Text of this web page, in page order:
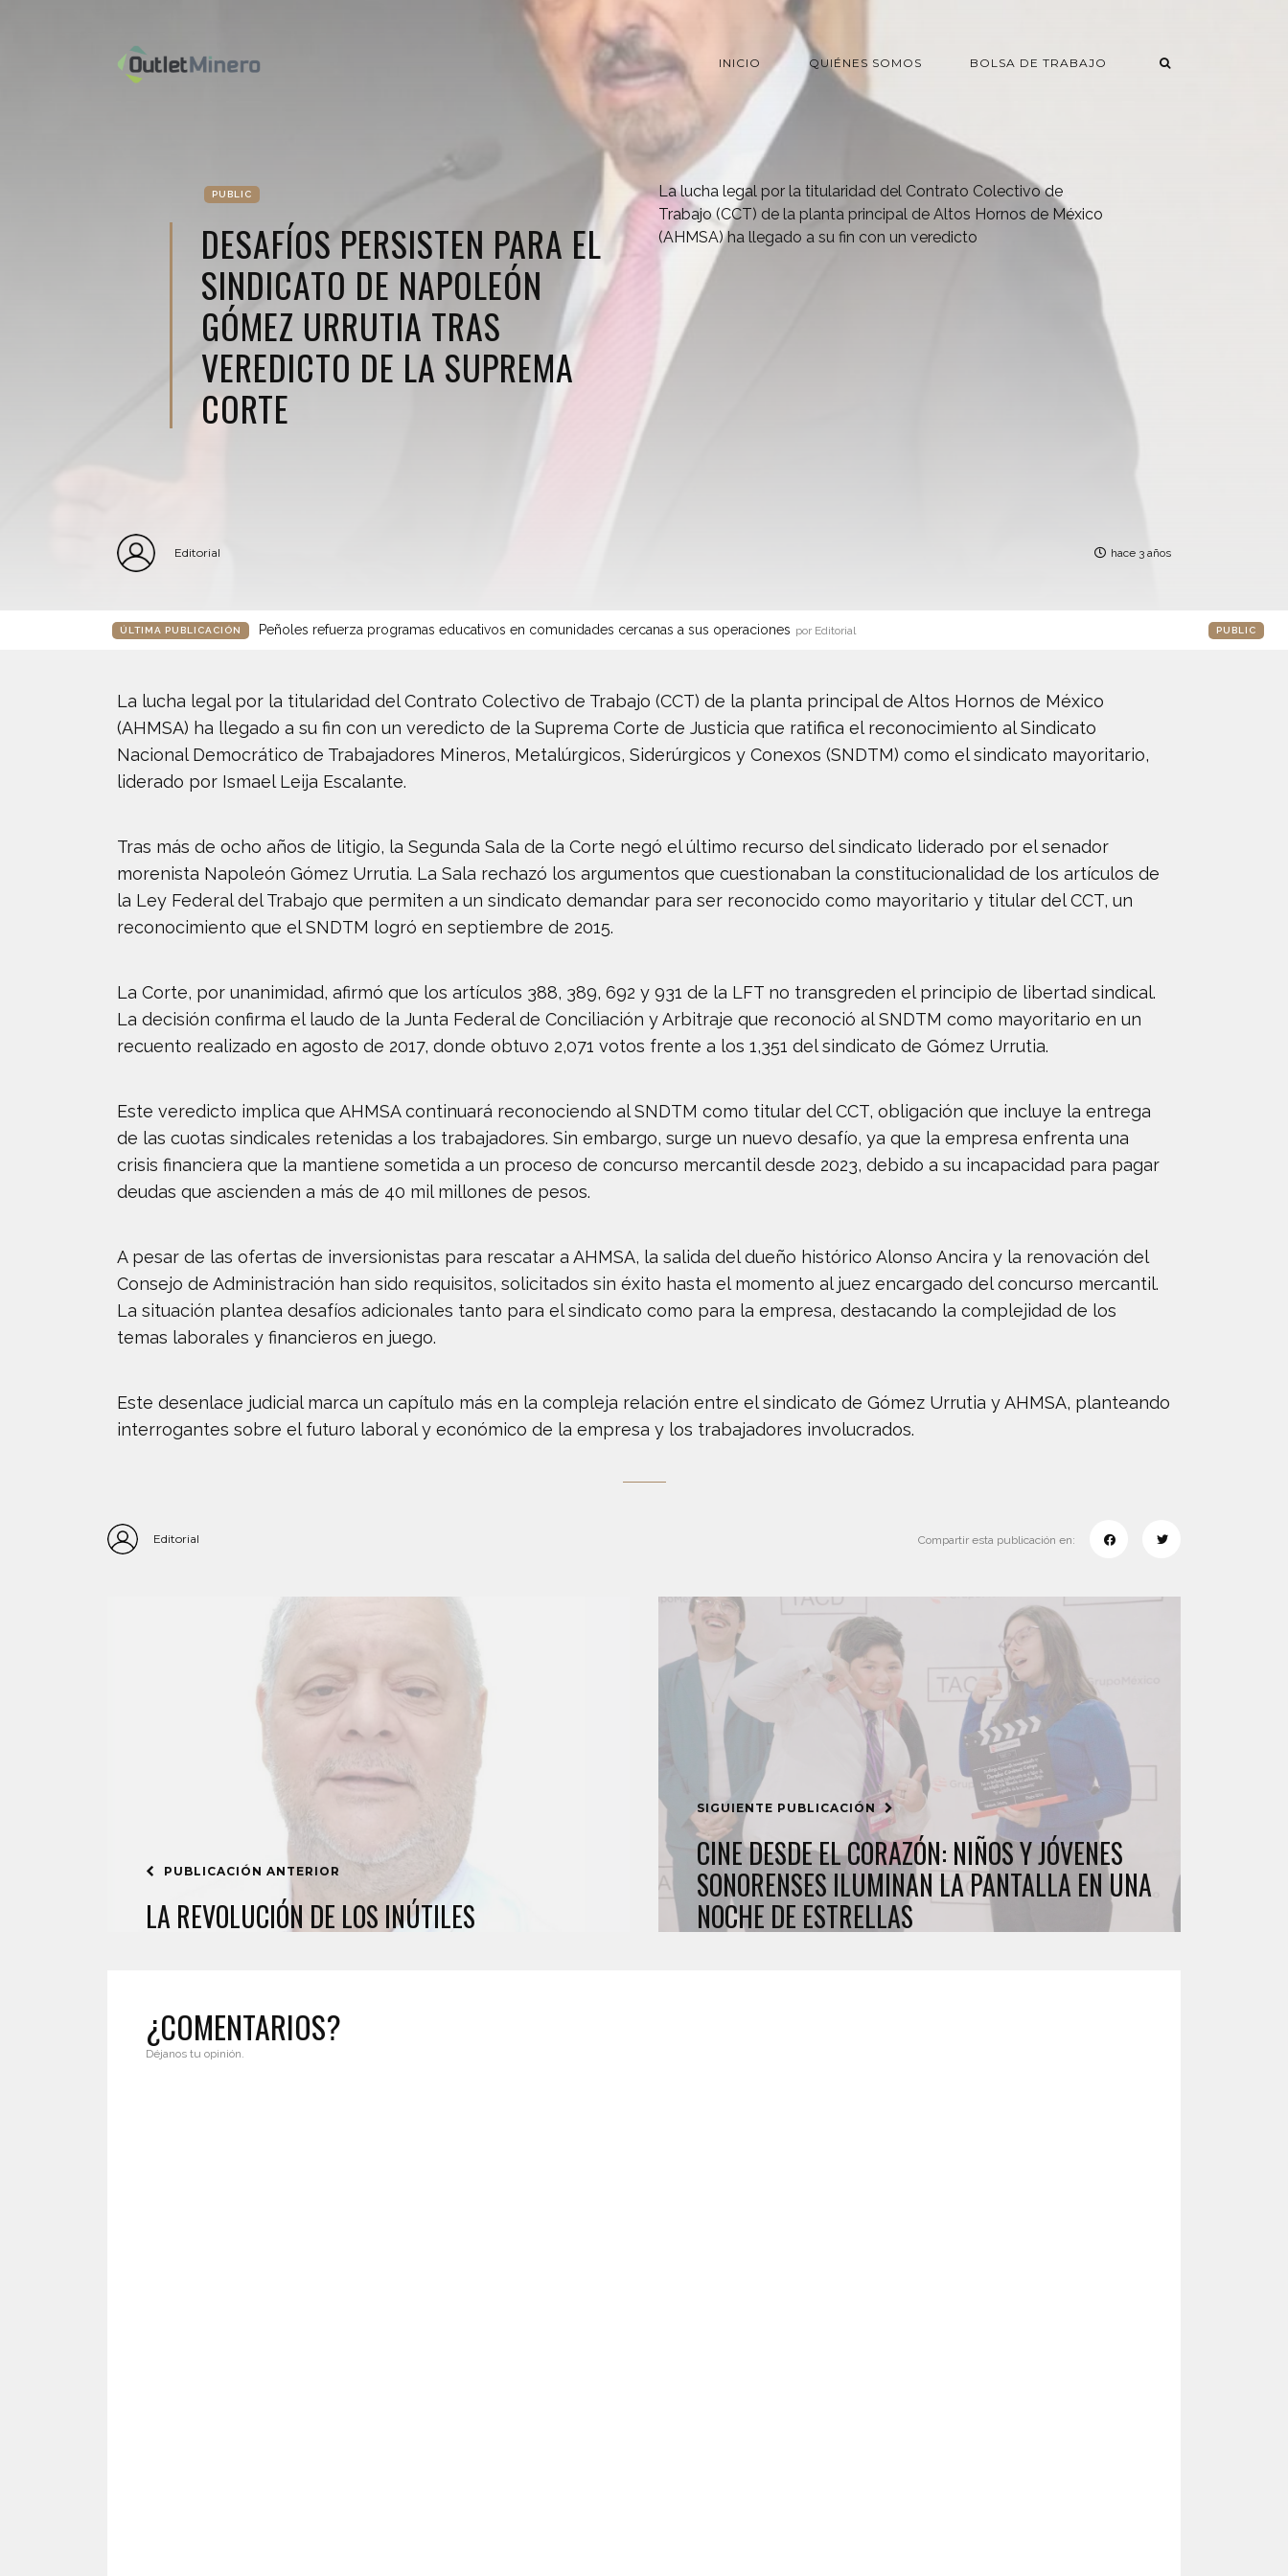
INICIO QUIÉNES SOMOS BOLSA DE TRABAJO
PUBLIC
DESAFÍOS PERSISTEN PARA EL
SINDICATO DE NAPOLEÓN
GÓMEZ URRUTIA TRAS
VEREDICTO DE LA SUPREMA
CORTE
La lucha legal por la titularidad del Contrato Colectivo de
Trabajo (CCT) de la planta principal de Altos Hornos de México
(AHMSA) ha llegado a su fin con un veredicto
Editorial hace 3 años
ÚLTIMA PUBLICACIÓN Peñoles refuerza programas educativos en comunidades cercanas a sus operaciones por Editorial PUBLIC
La lucha legal por la titularidad del Contrato Colectivo de Trabajo (CCT) de la planta principal de Altos Hornos de México
(AHMSA) ha llegado a su fin con un veredicto de la Suprema Corte de Justicia que ratifica el reconocimiento al Sindicato
Nacional Democrático de Trabajadores Mineros, Metalúrgicos, Siderúrgicos y Conexos (SNDTM) como el sindicato mayoritario,
liderado por Ismael Leija Escalante.
Tras más de ocho años de litigio, la Segunda Sala de la Corte negó el último recurso del sindicato liderado por el senador
morenista Napoleón Gómez Urrutia. La Sala rechazó los argumentos que cuestionaban la constitucionalidad de los artículos de
la Ley Federal del Trabajo que permiten a un sindicato demandar para ser reconocido como mayoritario y titular del CCT, un
reconocimiento que el SNDTM logró en septiembre de 2015.
La Corte, por unanimidad, afirmó que los artículos 388, 389, 692 y 931 de la LFT no transgreden el principio de libertad sindical.
La decisión confirma el laudo de la Junta Federal de Conciliación y Arbitraje que reconoció al SNDTM como mayoritario en un
recuento realizado en agosto de 2017, donde obtuvo 2,071 votos frente a los 1,351 del sindicato de Gómez Urrutia.
Este veredicto implica que AHMSA continuará reconociendo al SNDTM como titular del CCT, obligación que incluye la entrega
de las cuotas sindicales retenidas a los trabajadores. Sin embargo, surge un nuevo desafío, ya que la empresa enfrenta una
crisis financiera que la mantiene sometida a un proceso de concurso mercantil desde 2023, debido a su incapacidad para pagar
deudas que ascienden a más de 40 mil millones de pesos.
A pesar de las ofertas de inversionistas para rescatar a AHMSA, la salida del dueño histórico Alonso Ancira y la renovación del
Consejo de Administración han sido requisitos, solicitados sin éxito hasta el momento al juez encargado del concurso mercantil.
La situación plantea desafíos adicionales tanto para el sindicato como para la empresa, destacando la complejidad de los
temas laborales y financieros en juego.
Este desenlace judicial marca un capítulo más en la compleja relación entre el sindicato de Gómez Urrutia y AHMSA, planteando
interrogantes sobre el futuro laboral y económico de la empresa y los trabajadores involucrados.
Editorial Compartir esta publicación en:
PUBLICACIÓN ANTERIOR
LA REVOLUCIÓN DE LOS INÚTILES
SIGUIENTE PUBLICACIÓN
CINE DESDE EL CORAZÓN: NIÑOS Y JÓVENES
SONORENSES ILUMINAN LA PANTALLA EN UNA
NOCHE DE ESTRELLAS
¿COMENTARIOS?
Déjanos tu opinión.